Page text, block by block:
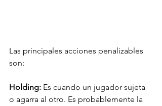
Las principales acciones penalizables
son:
Holding: Es cuando un jugador sujeta
o agarra al otro. Es probablemente la